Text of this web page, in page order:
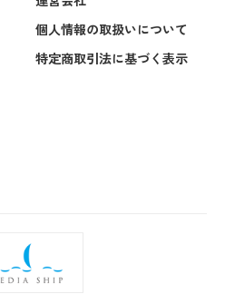
個人情報の取扱いについて
特定商取引法に基づく表示